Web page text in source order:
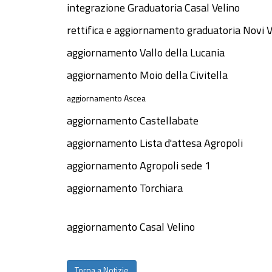
integrazione Graduatoria Casal Velino
rettifica e aggiornamento graduatoria Novi
aggiornamento Vallo della Lucania
aggiornamento Moio della Civitella
aggiornamento Ascea
aggiornamento Castellabate
aggiornamento Lista d'attesa Agropoli
aggiornamento Agropoli sede 1
aggiornamento Torchiara
aggiornamento Casal Velino